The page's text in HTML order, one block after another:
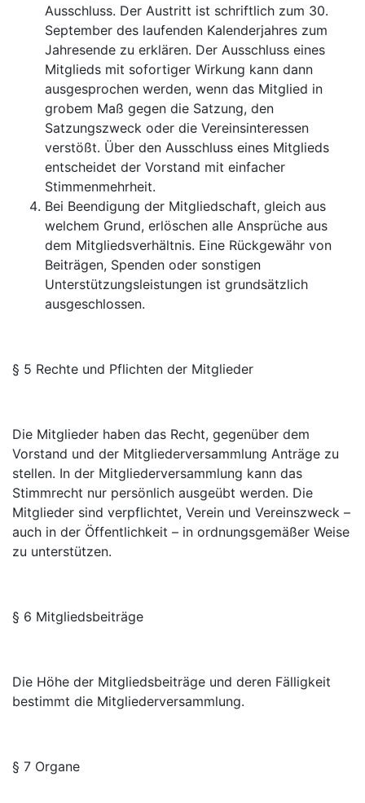
Ausschluss. Der Austritt ist schriftlich zum 30.
September des laufenden Kalenderjahres zum
Jahresende zu erklären. Der Ausschluss eines
Mitglieds mit sofortiger Wirkung kann dann
ausgesprochen werden, wenn das Mitglied in
grobem Maß gegen die Satzung, den
Satzungszweck oder die Vereinsinteressen
verstößt. Über den Ausschluss eines Mitglieds
entscheidet der Vorstand mit einfacher
Stimmenmehrheit.
Bei Beendigung der Mitgliedschaft, gleich aus
welchem Grund, erlöschen alle Ansprüche aus
dem Mitgliedsverhältnis. Eine Rückgewähr von
Beiträgen, Spenden oder sonstigen
Unterstützungsleistungen ist grundsätzlich
ausgeschlossen.
§ 5 Rechte und Pflichten der Mitglieder
Die Mitglieder haben das Recht, gegenüber dem
Vorstand und der Mitgliederversammlung Anträge zu
stellen. In der Mitgliederversammlung kann das
Stimmrecht nur persönlich ausgeübt werden. Die
Mitglieder sind verpflichtet, Verein und Vereinszweck –
auch in der Öffentlichkeit – in ordnungsgemäßer Weise
zu unterstützen.
§ 6 Mitgliedsbeiträge
Die Höhe der Mitgliedsbeiträge und deren Fälligkeit
bestimmt die Mitgliederversammlung.
§ 7 Organe